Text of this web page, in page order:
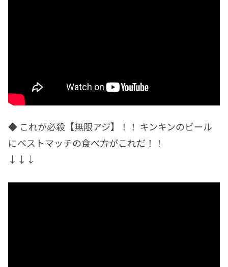
◆ これが必殺【無限アジ】！！ キンキンのビール
にベストマッチの食べ方がこれだ！！
↓↓↓